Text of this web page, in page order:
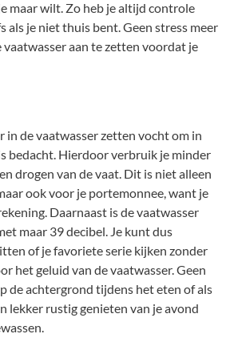
maar wilt. Zo heb je altijd controle
als je niet thuis bent. Geen stress meer
aan te zetten voordat je
in de vaatwasser zetten vocht om in
bedacht. Hierdoor verbruik je minder
drogen van de vaat. Dit is niet alleen
ook voor je portemonnee, want je
Daarnaast is de vaatwasser
maar 39 decibel. Je kunt dus
of je favoriete serie kijken zonder
het geluid van de vaatwasser. Geen
de achtergrond tijdens het eten of als
lekker rustig genieten van je avond